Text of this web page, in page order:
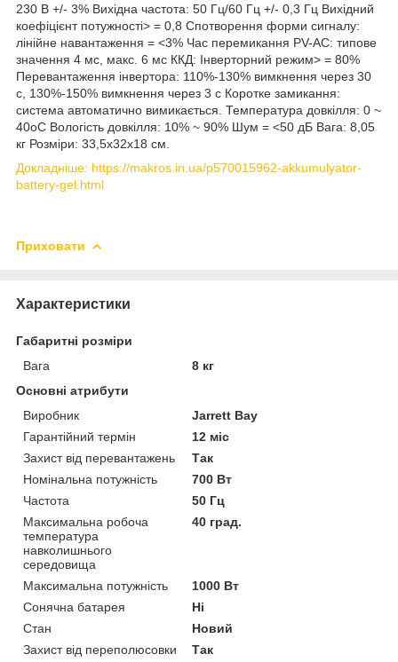
230 В +/- 3% Вихідна частота: 50 Гц/60 Гц +/- 0,3 Гц Вихідний
коефіцієнт потужності> = 0,8 Спотворення форми сигналу:
лінійне навантаження = <3% Час перемикання PV-AC: типове
значення 4 мс, макс. 6 мс ККД: Інверторний режим> = 80%
Перевантаження інвертора: 110%-130% вимкнення через 30
с, 130%-150% вимкнення через 3 с Коротке замикання:
система автоматично вимикається. Температура довкілля: 0 ~
40oC Вологість довкілля: 10% ~ 90% Шум = <50 дБ Вага: 8,05
кг Розміри: 33,5x32x18 см.
Докладніше: https://makros.in.ua/p570015962-akkumulyator-
battery-gel.html
Приховати
Характеристики
Габаритні розміри
Вага
8 кг
Основні атрибути
Виробник
Jarrett Bay
Гарантійний термін
12 міс
Захист від перевантажень
Так
Номінальна потужність
700 Вт
Частота
50 Гц
Максимальна робоча
температура
навколишнього
середовища
40 град.
Максимальна потужність
1000 Вт
Сонячна батарея
Ні
Стан
Новий
Захист від переполюсовки
Так